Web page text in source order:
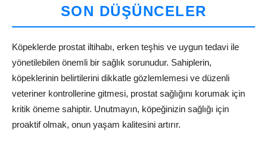
SON DÜŞÜNCELER
Köpeklerde prostat iltihabı, erken teşhis ve uygun tedavi ile
yönetilebilen önemli bir sağlık sorunudur. Sahiplerin,
köpeklerinin belirtilerini dikkatle gözlemlemesi ve düzenli
veteriner kontrollerine gitmesi, prostat sağlığını korumak için
kritik öneme sahiptir. Unutmayın, köpeğinizin sağlığı için
proaktif olmak, onun yaşam kalitesini artırır.